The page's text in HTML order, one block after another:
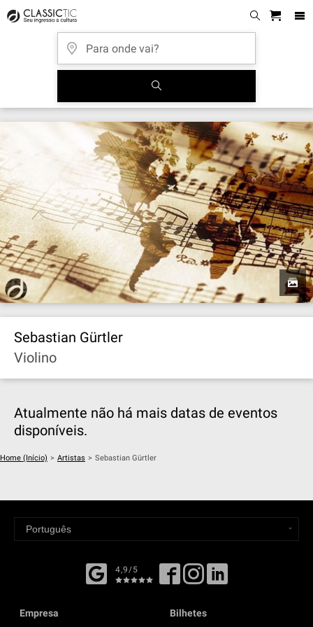
Sebastian Gürtler
Violino
Atualmente não há mais datas de eventos
disponíveis.
Home (Início) > Artistas > Sebastian Gürtler
4,9/5
Empresa Bilhetes